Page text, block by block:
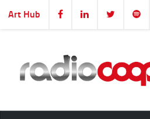
Salta al contenuto
Art Hub